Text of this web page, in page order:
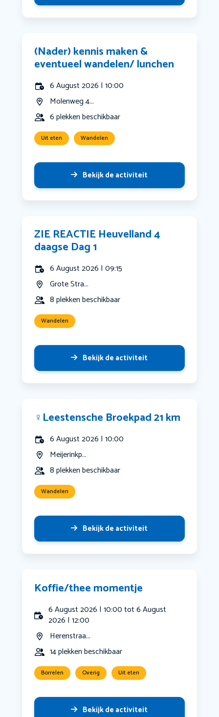
(Nader) kennis maken &
eventueel wandelen/ lunchen
6 August 2026 | 10:00
Molenweg 4...
6 plekken beschikbaar
Uit eten Wandelen
Bekijk de activiteit
ZIE REACTIE Heuvelland 4
daagse Dag 1
6 August 2026 | 09:15
Grote Stra...
8 plekken beschikbaar
Wandelen
Bekijk de activiteit
‍♀️Leestensche Broekpad 21 km
6 August 2026 | 10:00
Meijerinkp...
8 plekken beschikbaar
Wandelen
Bekijk de activiteit
Koffie/thee momentje
6 August 2026 | 10:00 tot 6 August
2026 | 12:00
Herenstraa...
14 plekken beschikbaar
Borrelen Overig Uit eten
Bekijk de activiteit